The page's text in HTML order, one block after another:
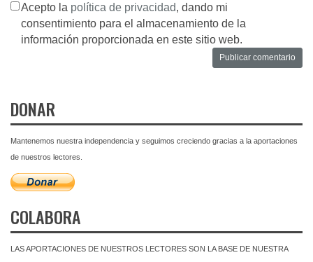
Acepto la política de privacidad, dando mi
consentimiento para el almacenamiento de la
información proporcionada en este sitio web.
DONAR
Mantenemos nuestra independencia y seguimos creciendo gracias a la aportaciones
de nuestros lectores.
COLABORA
LAS APORTACIONES DE NUESTROS LECTORES SON LA BASE DE NUESTRA